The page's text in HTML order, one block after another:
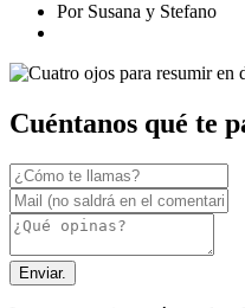
Por Susana y Stefano
Cuéntanos qué te
Enviar.